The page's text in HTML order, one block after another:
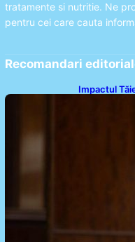
tratamente si nutritie. Ne
pentru cei care cauta
Recomandari
Impactul